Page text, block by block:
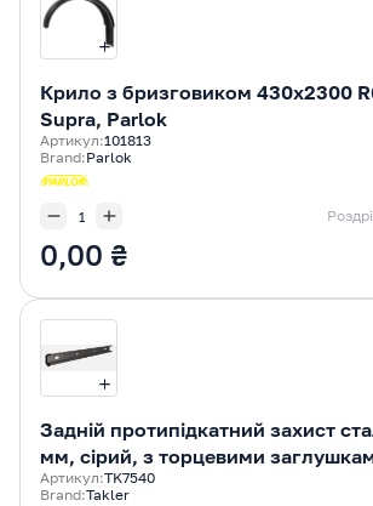
Крилo з бризговиком 430x2300
Supra, Parlok
Артикул:101813
Brand:Parlok
0,00 ₴
Задній протипідкатний захист
мм, сірий, з торцевими
Артикул:TK7540
Brand:Takler